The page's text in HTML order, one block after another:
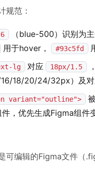
规范：
（blue-500）识别为
用于hover， #93c5fd
lg 对应 18px/1.5
18/20/24/32px）及
variant="outline">
，优先生成Figma组件
可编辑的Figma文件（